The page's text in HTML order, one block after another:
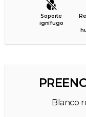
Soporte
ignífugo
Blanco